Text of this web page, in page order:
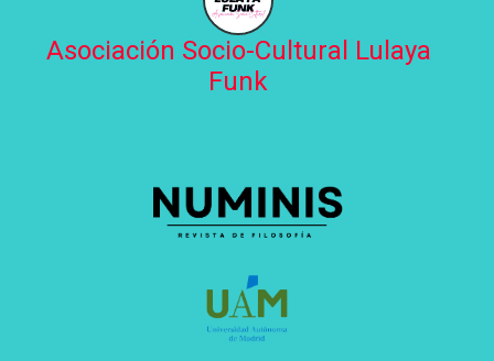
Asociación Socio-Cultural Lulaya
Funk